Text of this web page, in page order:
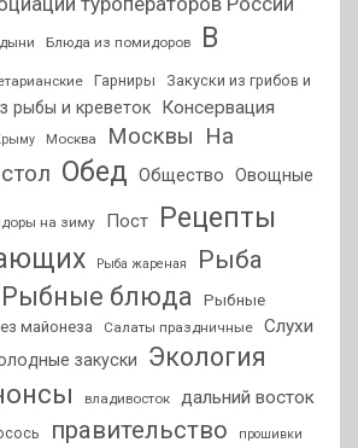
Блюда из помидоров
В
Гарниры
Закуски из грибов и
рыбы и креветок Консервация
Москва Москвы На
Обед Общество Овощные
на зиму Пост
Рецепты
Рыба жареная
Рыба
Рыбные блюда
Рыбные
майонеза Салаты праздничные
Слухи
закуски Экология
владивосток дальний восток
правительство прошивки